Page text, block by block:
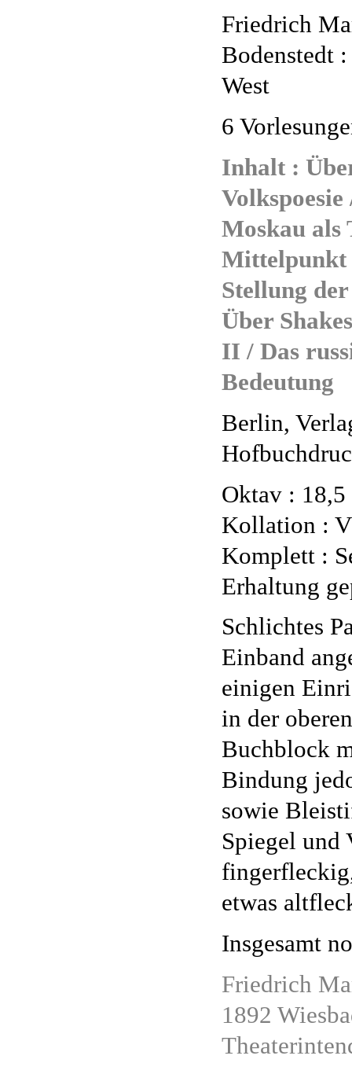
Friedrich
Bodenstedt
West
6
Inhalt :
Moskau als
Mittelpunkt
Stellung
Über
II / Das
Bedeutung
Berlin,
Oktav :
Kollation :
Komplett :
Erhaltung
Schlichtes
Einband
einigen
in der
Buchblock
Bindung
sowie
Spiegel und
etwas
Insgesamt
Friedrich
1892